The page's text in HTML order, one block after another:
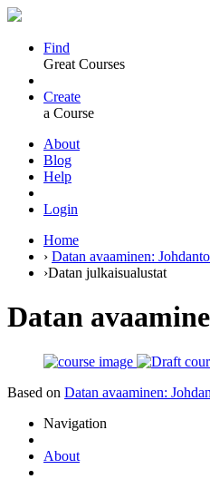
Find
Great Courses
Create
a Course
About
Blog
Help
Login
Home
› Datan avaaminen: Johdanto
›Datan julkaisualustat
Datan
Based on Datan avaaminen:
Navigation
About